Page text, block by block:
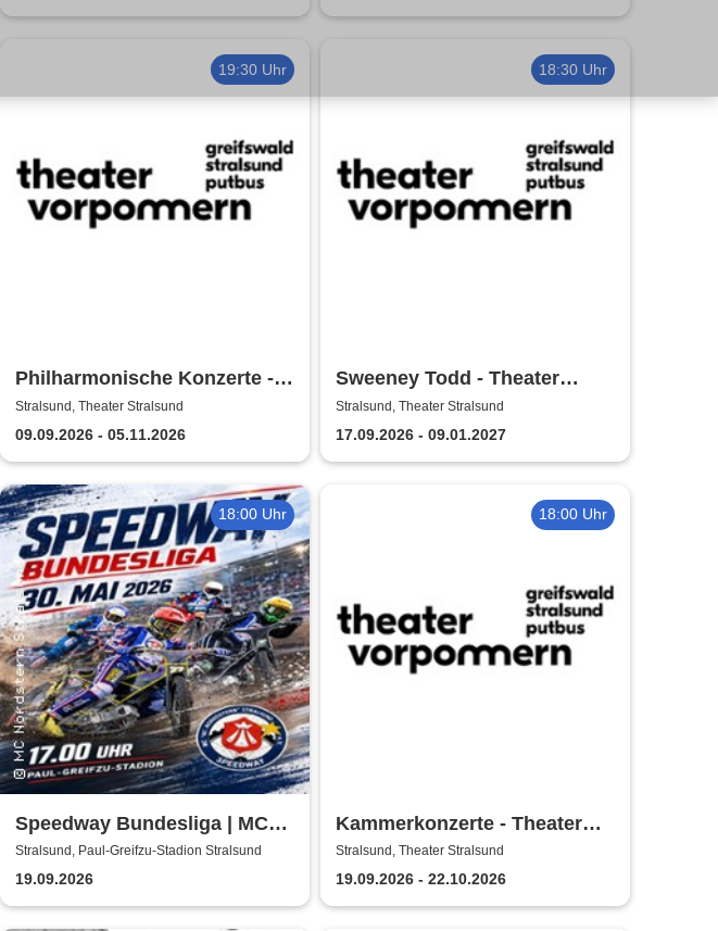
19:30 Uhr
Philharmonische Konzerte -
Theater Vorpommern
Stralsund, Theater Stralsund
09.09.2026 - 05.11.2026
18:30 Uhr
Sweeney Todd - Theater
Vorpommern
Stralsund, Theater Stralsund
17.09.2026 - 09.01.2027
18:00 Uhr
Speedway Bundesliga | MC
Nordstern Stralsund
Stralsund, Paul-Greifzu-Stadion Stralsund
19.09.2026
18:00 Uhr
Kammerkonzerte - Theater
Vorpommern
Stralsund, Theater Stralsund
19.09.2026 - 22.10.2026